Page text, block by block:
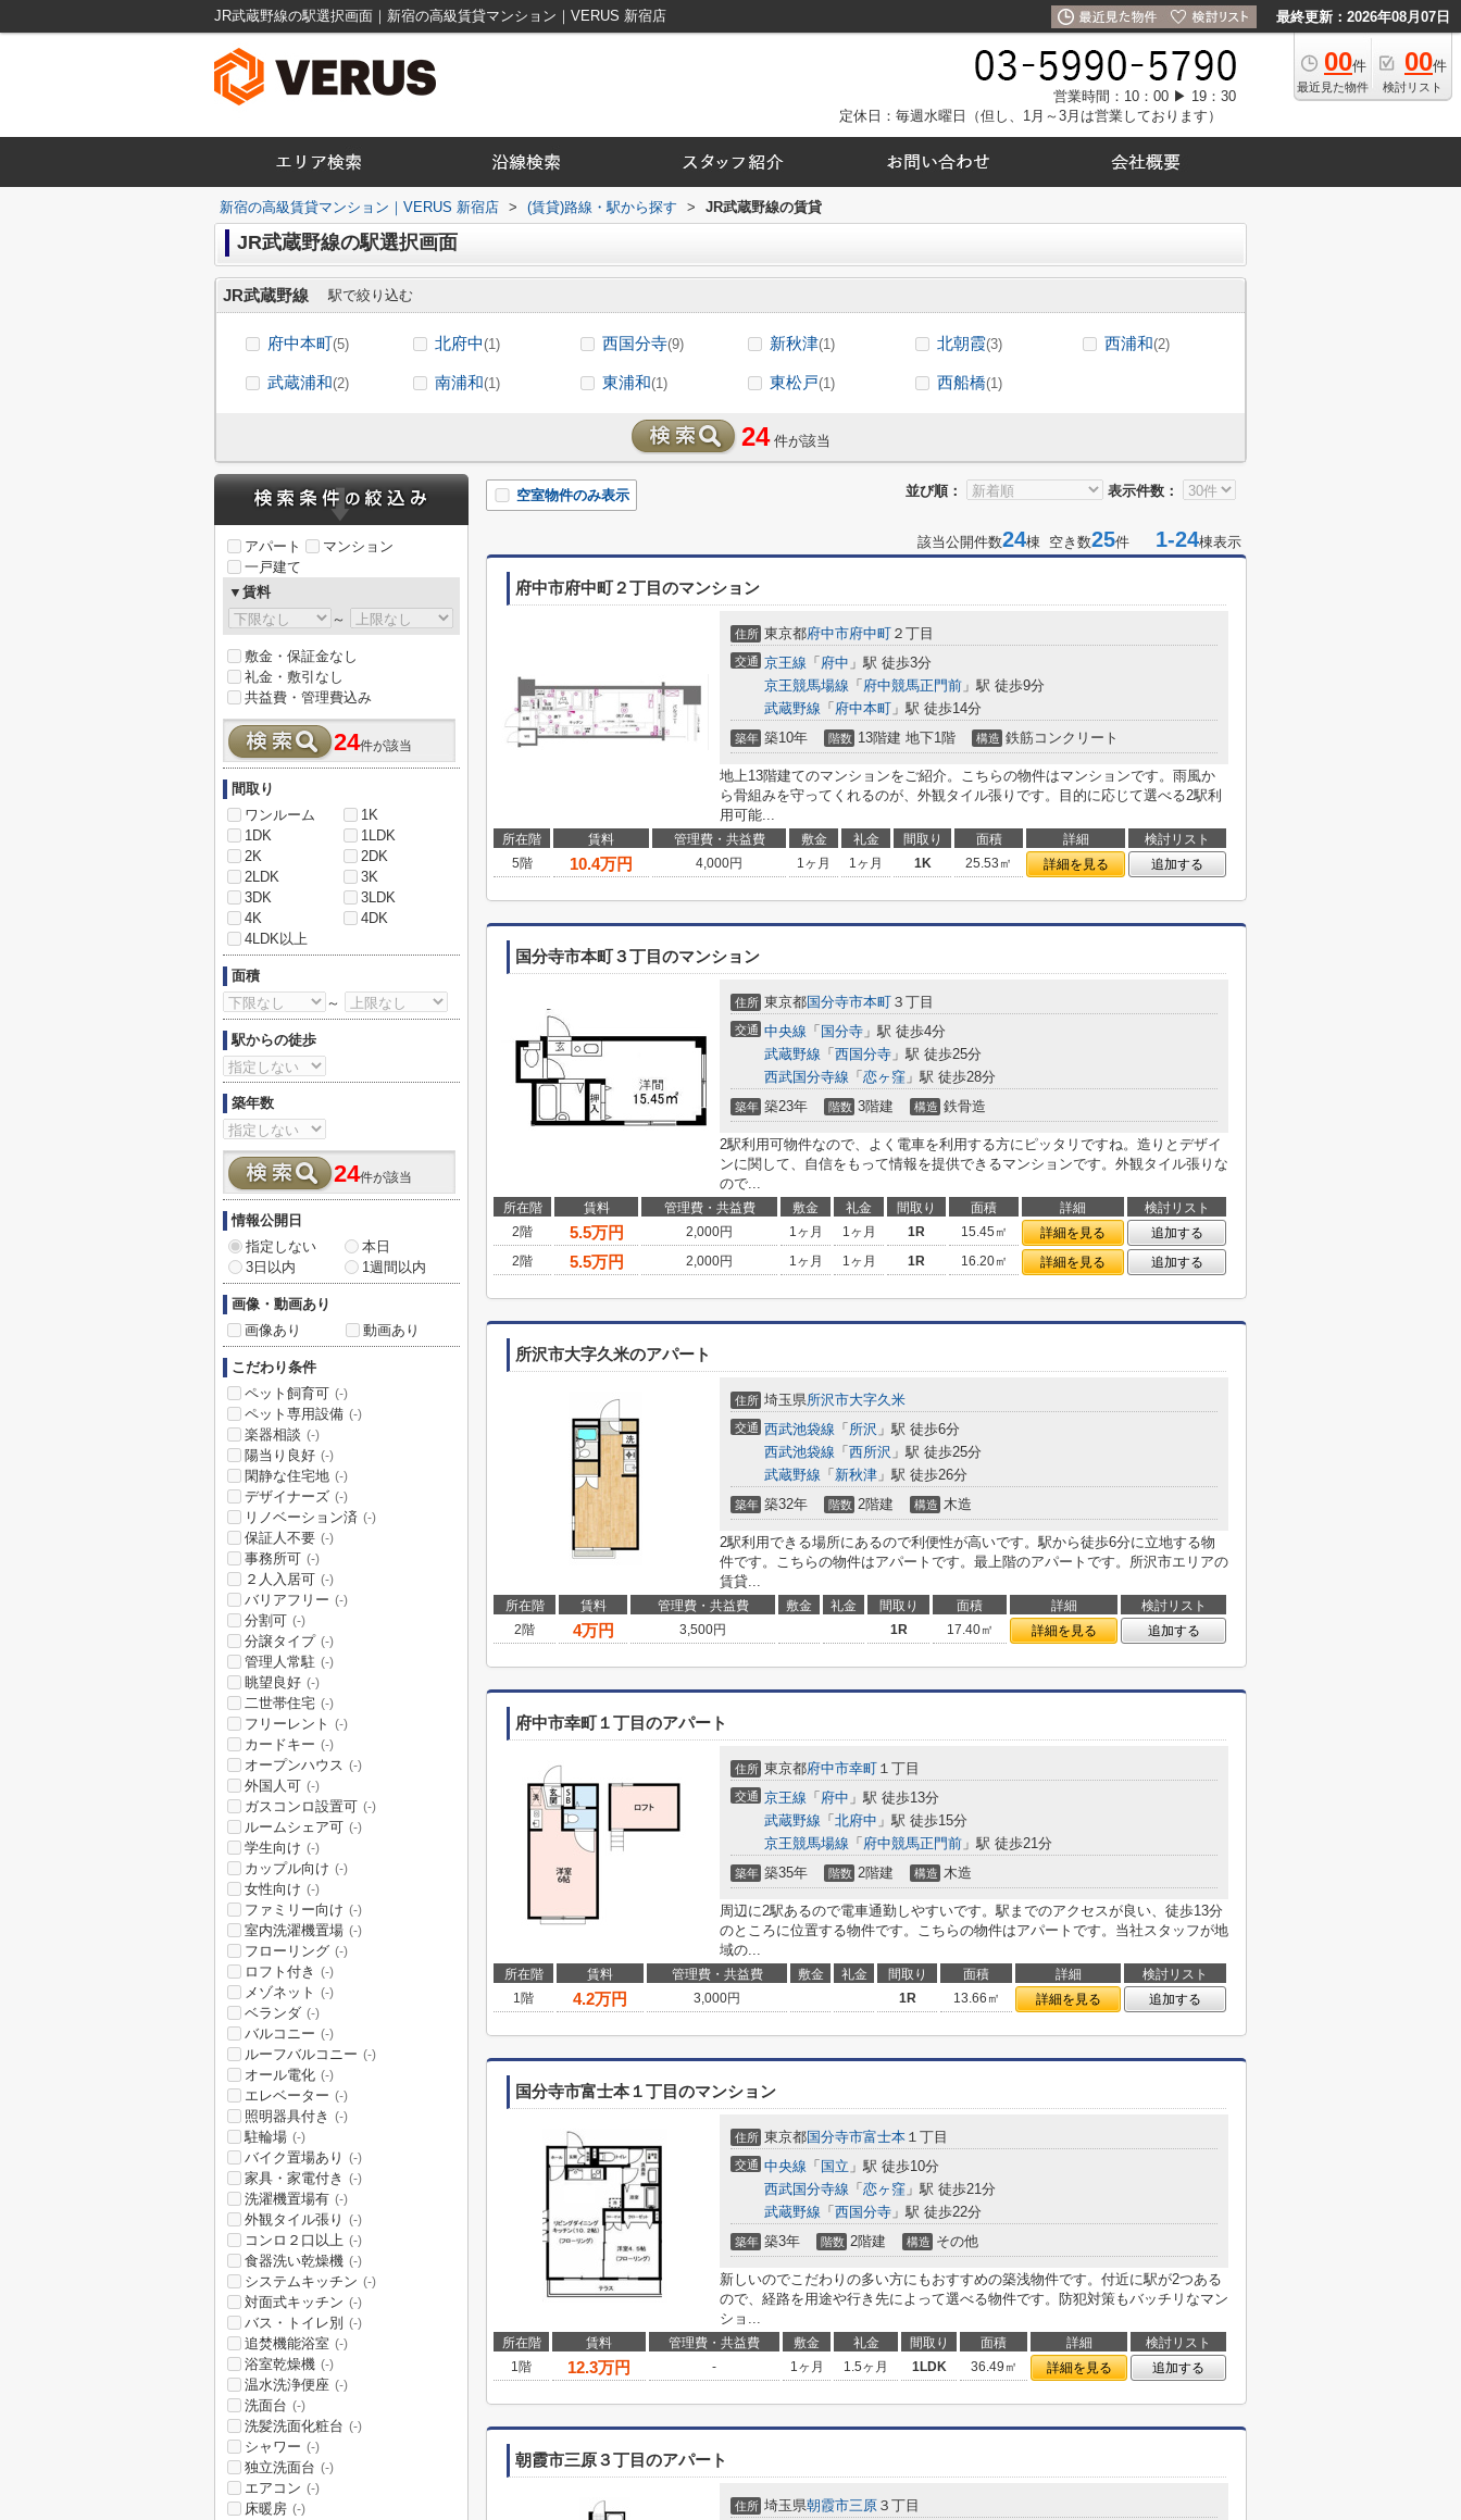
JR武蔵野線の駅選択画面｜新宿の高級賃貸マンション｜VERUS 新宿店 最終更新：2026年08月07日
00件
最近見た物件
00件
検討リスト
営業時間：10：00 ▶ 19：30
定休日：毎週水曜日（但し、1月～3月は営業しております）
新宿の高級賃貸マンション｜VERUS 新宿店 > (賃貸)路線・駅から探す > JR武蔵野線の賃貸
JR武蔵野線の駅選択画面
JR武蔵野線 駅で絞り込む
府中本町(5) 北府中(1) 西国分寺(9) 新秋津(1) 北朝霞(3) 西浦和(2)
武蔵浦和(2) 南浦和(1) 東浦和(1) 東松戸(1) 西船橋(1)
24 件が該当
並び順： 表示件数：
空室物件のみ表示
該当公開件数24棟 空き数25件 1-24棟表示
府中市府中町２丁目のマンション
住所 東京都府中市府中町 ２丁目
交通 京王線 「 府中 」駅 徒歩3分
京王競馬場線 「 府中競馬正門前 」駅 徒歩9分
武蔵野線 「 府中本町 」駅 徒歩14分
築年 築10年 階数 13階建 地下1階 構造 鉄筋コンクリート
地上13階建てのマンションをご紹介。こちらの物件はマンションです。雨風か
ら骨組みを守ってくれるのが、外観タイル張りです。目的に応じて選べる2駅利
用可能...
所在階 賃料 管理費・共益費 敷金 礼金 間取り 面積 詳細
検討リスト
5階
10.4万円 4,000円 1ヶ月 1ヶ月 1K 25.53㎡ 詳細を見る 追加する
国分寺市本町３丁目のマンション
住所 東京都国分寺市本町 ３丁目
交通 中央線 「 国分寺 」駅 徒歩4分
武蔵野線 「 西国分寺 」駅 徒歩25分
西武国分寺線 「 恋ヶ窪 」駅 徒歩28分
築年 築23年 階数 3階建 構造 鉄骨造
2駅利用可物件なので、よく電車を利用する方にピッタリですね。造りとデザイ
ンに関して、自信をもって情報を提供できるマンションです。外観タイル張りな
ので...
所在階 賃料 管理費・共益費 敷金 礼金 間取り 面積 詳細
検討リスト
2階
5.5万円 2,000円 1ヶ月 1ヶ月 1R 15.45㎡ 詳細を見る
追加する
2階
5.5万円 2,000円 1ヶ月 1ヶ月 1R 16.20㎡ 詳細を見る 追加する
所沢市大字久米のアパート
住所 埼玉県所沢市大字久米
交通 西武池袋線 「 所沢 」駅 徒歩6分
西武池袋線 「 西所沢 」駅 徒歩25分
武蔵野線 「 新秋津 」駅 徒歩26分
築年 築32年 階数 2階建 構造 木造
2駅利用できる場所にあるので利便性が高いです。駅から徒歩6分に立地する物
件です。こちらの物件はアパートです。最上階のアパートです。所沢市エリアの
賃貸...
所在階 賃料 管理費・共益費 敷金 礼金 間取り 面積 詳細
検討リスト
2階
4万円 3,500円 1R 17.40㎡ 詳細を見る 追加する
府中市幸町１丁目のアパート
住所 東京都府中市幸町 １丁目
交通 京王線 「 府中 」駅 徒歩13分
武蔵野線 「 北府中 」駅 徒歩15分
京王競馬場線 「 府中競馬正門前 」駅 徒歩21分
築年 築35年 階数 2階建 構造 木造
周辺に2駅あるので電車通勤しやすいです。駅までのアクセスが良い、徒歩13分
のところに位置する物件です。こちらの物件はアパートです。当社スタッフが地
域の...
所在階 賃料 管理費・共益費 敷金 礼金 間取り 面積 詳細
検討リスト
1階
4.2万円 3,000円 1R 13.66㎡ 詳細を見る 追加する
国分寺市富士本１丁目のマンション
住所 東京都国分寺市富士本 １丁目
交通 中央線 「 国立 」駅 徒歩10分
西武国分寺線 「 恋ヶ窪 」駅 徒歩21分
武蔵野線 「 西国分寺 」駅 徒歩22分
築年 築3年 階数 2階建 構造 その他
新しいのでこだわりの多い方にもおすすめの築浅物件です。付近に駅が2つある
ので、経路を用途や行き先によって選べる物件です。防犯対策もバッチリなマン
ショ...
所在階 賃料 管理費・共益費 敷金 礼金 間取り 面積 詳細
検討リスト
1階
12.3万円 - 1ヶ月 1.5ヶ月 1LDK 36.49㎡ 詳細を見る 追加する
朝霞市三原３丁目のアパート
住所 埼玉県朝霞市三原 ３丁目
アパート
マンション
一戸建て
▼賃料
～
敷金・保証金なし
礼金・敷引なし
共益費・管理費込み
24件が該当
間取り
ワンルーム
1K
1DK
1LDK
2K
2DK
2LDK
3K
3DK
3LDK
4K
4DK
4LDK以上
面積
～
駅からの徒歩
築年数
24件が該当
情報公開日
指定しない
本日
3日以内
1週間以内
画像・動画あり
画像あり
動画あり
こだわり条件
ペット飼育可 (-)
ペット専用設備 (-)
楽器相談 (-)
陽当り良好 (-)
閑静な住宅地 (-)
デザイナーズ (-)
リノベーション済 (-)
保証人不要 (-)
事務所可 (-)
２人入居可 (-)
バリアフリー (-)
分割可 (-)
分譲タイプ (-)
管理人常駐 (-)
眺望良好 (-)
二世帯住宅 (-)
フリーレント (-)
カードキー (-)
オープンハウス (-)
外国人可 (-)
ガスコンロ設置可 (-)
ルームシェア可 (-)
学生向け (-)
カップル向け (-)
女性向け (-)
ファミリー向け (-)
室内洗濯機置場 (-)
フローリング (-)
ロフト付き (-)
メゾネット (-)
ベランダ (-)
バルコニー (-)
ルーフバルコニー (-)
オール電化 (-)
エレベーター (-)
照明器具付き (-)
駐輪場 (-)
バイク置場あり (-)
家具・家電付き (-)
洗濯機置場有 (-)
外観タイル張り (-)
コンロ２口以上 (-)
食器洗い乾燥機 (-)
システムキッチン (-)
対面式キッチン (-)
バス・トイレ別 (-)
追焚機能浴室 (-)
浴室乾燥機 (-)
温水洗浄便座 (-)
洗面台 (-)
洗髪洗面化粧台 (-)
シャワー (-)
独立洗面台 (-)
エアコン (-)
床暖房 (-)